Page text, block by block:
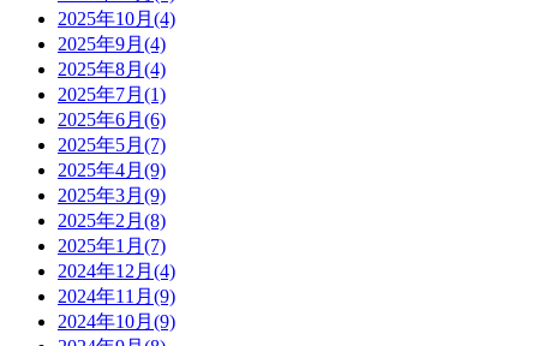
2025年10月(4)
2025年9月(4)
2025年8月(4)
2025年7月(1)
2025年6月(6)
2025年5月(7)
2025年4月(9)
2025年3月(9)
2025年2月(8)
2025年1月(7)
2024年12月(4)
2024年11月(9)
2024年10月(9)